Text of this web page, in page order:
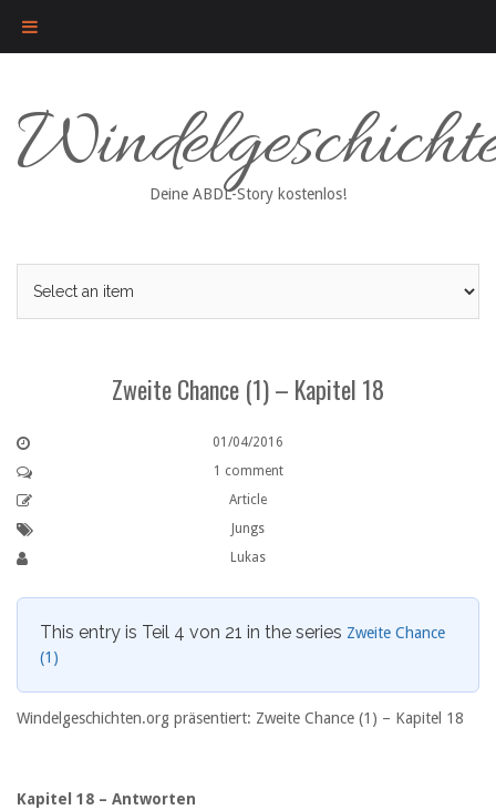
content
Deine ABDL-Story kostenlos!
Zweite Chance (1) – Kapitel 18
01/04/2016
1 comment
Article
Jungs
Lukas
This entry is Teil 4 von 21 in the series Zweite Chance
(1)
Windelgeschichten.org präsentiert: Zweite Chance (1) – Kapitel 18
Kapitel 18 – Antworten